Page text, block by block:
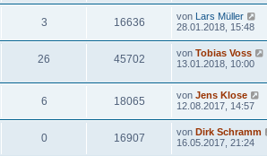
3 16636 von
Lars Müller
28.01.2018, 15:48
26 45702 von Tobias Voss
13.01.2018, 10:00
6 18065 von Jens Klose
12.08.2017, 14:57
0 16907 von Dirk Schramm
16.05.2017, 21:24